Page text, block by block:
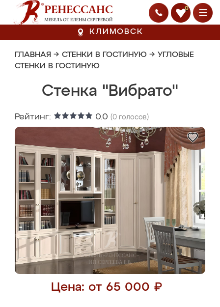
0
КЛИМОВСК
ГЛАВНАЯ → СТЕНКИ В ГОСТИНУЮ → УГЛОВЫЕ
СТЕНКИ В ГОСТИНУЮ
Стенка "Вибрато"
Рейтинг: 0.0 (0 голосов)
Цена: от 65 000 ₽